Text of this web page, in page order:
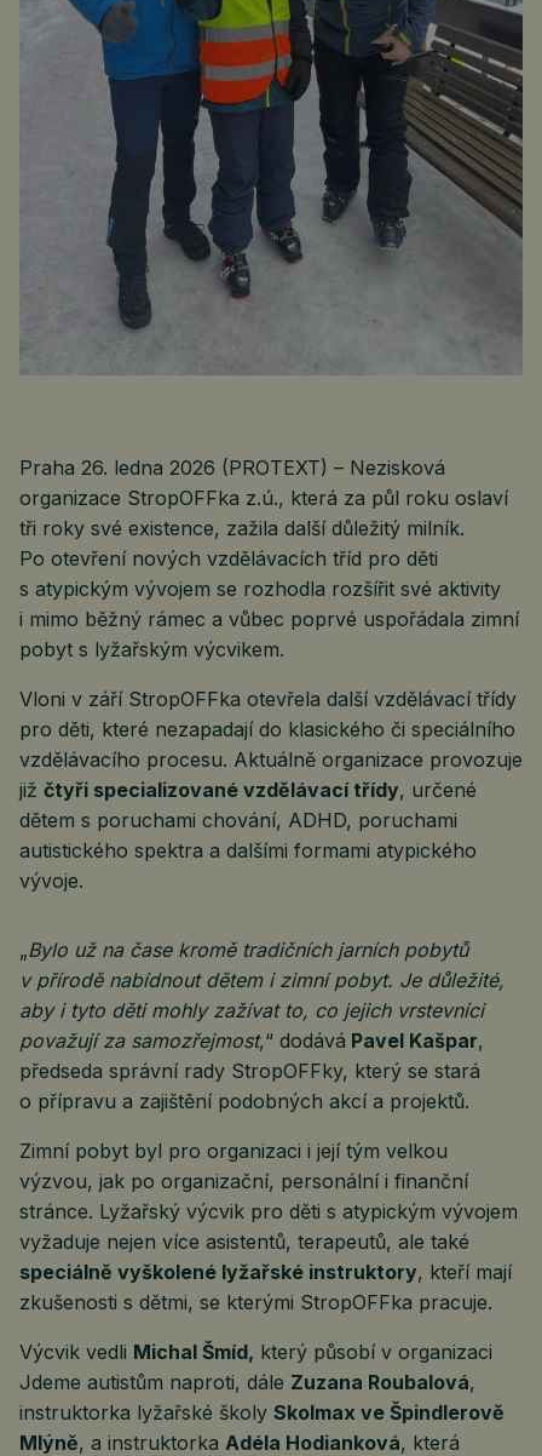
Praha 26. ledna 2026 (PROTEXT) – Nezisková
organizace StropOFFka z.ú., která za půl roku oslaví
tři roky své existence, zažila další důležitý milník.
Po otevření nových vzdělávacích tříd pro děti
s atypickým vývojem se rozhodla rozšířit své aktivity
i mimo běžný rámec a vůbec poprvé uspořádala zimní
pobyt s lyžařským výcvikem.
Vloni v září StropOFFka otevřela další vzdělávací třídy
pro děti, které nezapadají do klasického či speciálního
vzdělávacího procesu. Aktuálně organizace provozuje
již čtyři specializované vzdělávací třídy, určené
dětem s poruchami chování, ADHD, poruchami
autistického spektra a dalšími formami atypického
vývoje.
„Bylo už na čase kromě tradičních jarních pobytů
v přírodě nabídnout dětem i zimní pobyt. Je důležité,
aby i tyto děti mohly zažívat to, co jejich vrstevníci
považují za samozřejmost,“ dodává Pavel Kašpar,
předseda správní rady StropOFFky, který se stará
o přípravu a zajištění podobných akcí a projektů.
Zimní pobyt byl pro organizaci i její tým velkou
výzvou, jak po organizační, personální i finanční
stránce. Lyžařský výcvik pro děti s atypickým vývojem
vyžaduje nejen více asistentů, terapeutů, ale také
speciálně vyškolené lyžařské instruktory, kteří mají
zkušenosti s dětmi, se kterými StropOFFka pracuje.
Výcvik vedli Michal Šmíd, který působí v organizaci
Jdeme autistům naproti, dále Zuzana Roubalová,
instruktorka lyžařské školy Skolmax ve Špindlerově
Mlýně, a instruktorka Adéla Hodianková, která